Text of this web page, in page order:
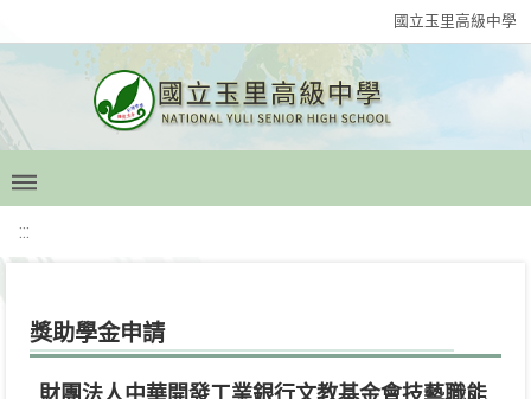
國立玉里高級中學
:::
獎助學金申請
財團法人中華開發工業銀行文教基金會技藝職能